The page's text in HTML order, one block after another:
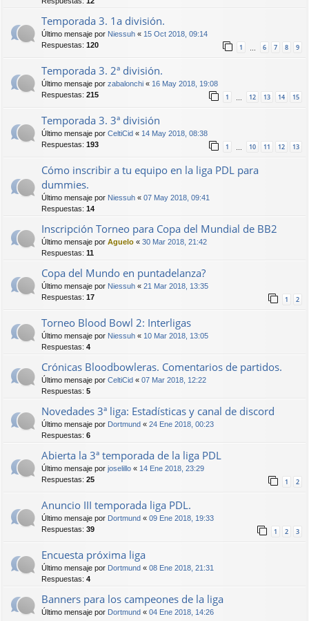
Temporada 3. 1a división.
Último mensaje por Niessuh « 15 Oct 2018, 09:14
Respuestas: 120 1 … 6 7 8 9
Temporada 3. 2ª división.
Último mensaje por zabalonchi « 16 May 2018, 19:08
Respuestas: 215 1 … 12 13 14 15
Temporada 3. 3ª división
Último mensaje por CeltiCid « 14 May 2018, 08:38
Respuestas: 193 1 … 10 11 12 13
Cómo inscribir a tu equipo en la liga PDL para
dummies.
Último mensaje por Niessuh « 07 May 2018, 09:41
Respuestas: 14
Inscripción Torneo para Copa del Mundial de BB2
Último mensaje por Aguelo « 30 Mar 2018, 21:42
Respuestas: 11
Copa del Mundo en puntadelanza?
Último mensaje por Niessuh « 21 Mar 2018, 13:35
Respuestas: 17 1 2
Torneo Blood Bowl 2: Interligas
Último mensaje por Niessuh « 10 Mar 2018, 13:05
Respuestas: 4
Crónicas Bloodbowleras. Comentarios de partidos.
Último mensaje por CeltiCid « 07 Mar 2018, 12:22
Respuestas: 5
Novedades 3ª liga: Estadísticas y canal de discord
Último mensaje por Dortmund « 24 Ene 2018, 00:23
Respuestas: 6
Abierta la 3ª temporada de la liga PDL
Último mensaje por joselillo « 14 Ene 2018, 23:29
Respuestas: 25 1 2
Anuncio III temporada liga PDL.
Último mensaje por Dortmund « 09 Ene 2018, 19:33
Respuestas: 39 1 2 3
Encuesta próxima liga
Último mensaje por Dortmund « 08 Ene 2018, 21:31
Respuestas: 4
Banners para los campeones de la liga
Último mensaje por Dortmund « 04 Ene 2018, 14:26